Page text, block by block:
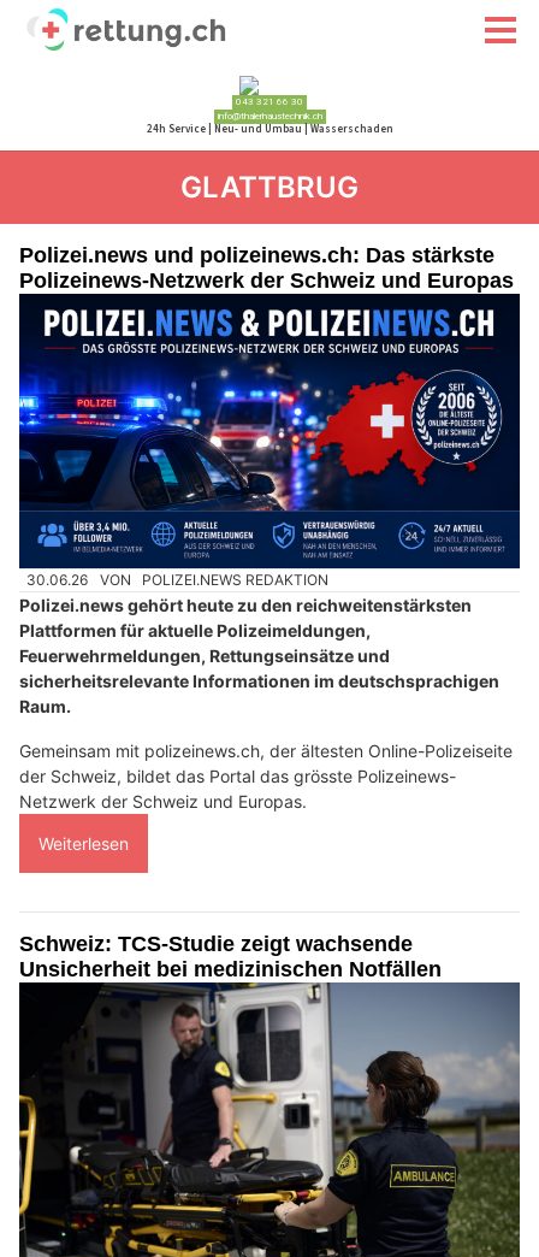
GLATTBRUG
Polizei.news und polizeinews.ch: Das stärkste
Polizeinews-Netzwerk der Schweiz und Europas
30.06.26 VON POLIZEI.NEWS REDAKTION
Polizei.news gehört heute zu den reichweitenstärksten
Plattformen für aktuelle Polizeimeldungen,
Feuerwehrmeldungen, Rettungseinsätze und
sicherheitsrelevante Informationen im deutschsprachigen
Raum.
Gemeinsam mit polizeinews.ch, der ältesten Online-Polizeiseite
der Schweiz, bildet das Portal das grösste Polizeinews-
Netzwerk der Schweiz und Europas.
Weiterlesen
Schweiz: TCS-Studie zeigt wachsende
Unsicherheit bei medizinischen Notfällen